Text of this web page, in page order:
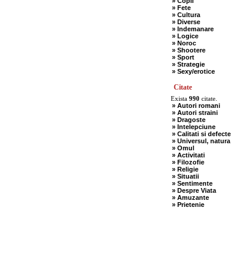
» Fete
» Cultura
» Diverse
» Indemanare
» Logice
» Noroc
» Shootere
» Sport
» Strategie
» Sexy/erotice
Citate
Exista 990 citate.
» Autori romani
» Autori straini
» Dragoste
» Intelepciune
» Calitati si defecte
» Universul, natura
» Omul
» Activitati
» Filozofie
» Religie
» Situatii
» Sentimente
» Despre Viata
» Amuzante
» Prietenie